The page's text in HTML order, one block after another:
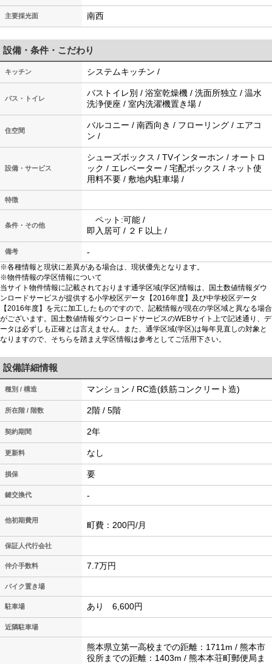
主要採光面 南西
設備・条件・こだわり
キッチン システムキッチン /
バス・トイレ
バストイレ別 / 浴室乾燥機 / 洗面所独立 / 温水
洗浄便座 / 室内洗濯機置き場 /
住空間
バルコニー / 南西向き / フローリング / エアコ
ン /
設備・サービス
シューズボックス / TVインターホン / オートロ
ック / エレベーター / 宅配ボックス / ネット使
用料不要 / 敷地内駐車場 /
特徴
条件・その他
ペット:可能 /
即入居可 / ２Ｆ以上 /
備考 -
※各種情報と現状に差異がある場合は、現状優先となります。
※物件情報の学区情報について
当サイト物件情報に記載されております通学区域(学区)情報は、国土数値情報ダウ
ンロードサービスが提供する小学校区データ【2016年度】及び中学校区データ
【2016年度】を元に加工したものですので、記載情報が現在の学区域と異なる場合
がございます。国土数値情報ダウンロードサービスのWEBサイト上で記述通り、デ
ータは必ずしも正確とは言えません。また、通学区域(学区)は毎年見直しの対象と
なりますので、そちらを踏まえ学区情報は参考としてご活用下さい。
設備詳細情報
種別 / 構造 マンション / RC造(鉄筋コンクリート造)
所在階 / 階数 2階 / 5階
契約期間 2年
更新料 なし
損保 要
鍵交換代 -
他初期費用 町費：200円/月
保証人代行会社
仲介手数料 7.7万円
バイク置き場
駐車場 あり 6,600円
近隣駐車場
熊本県立第一高校までの距離：1711m / 熊本市
役所までの距離：1403m / 熊本本荘町郵便局ま